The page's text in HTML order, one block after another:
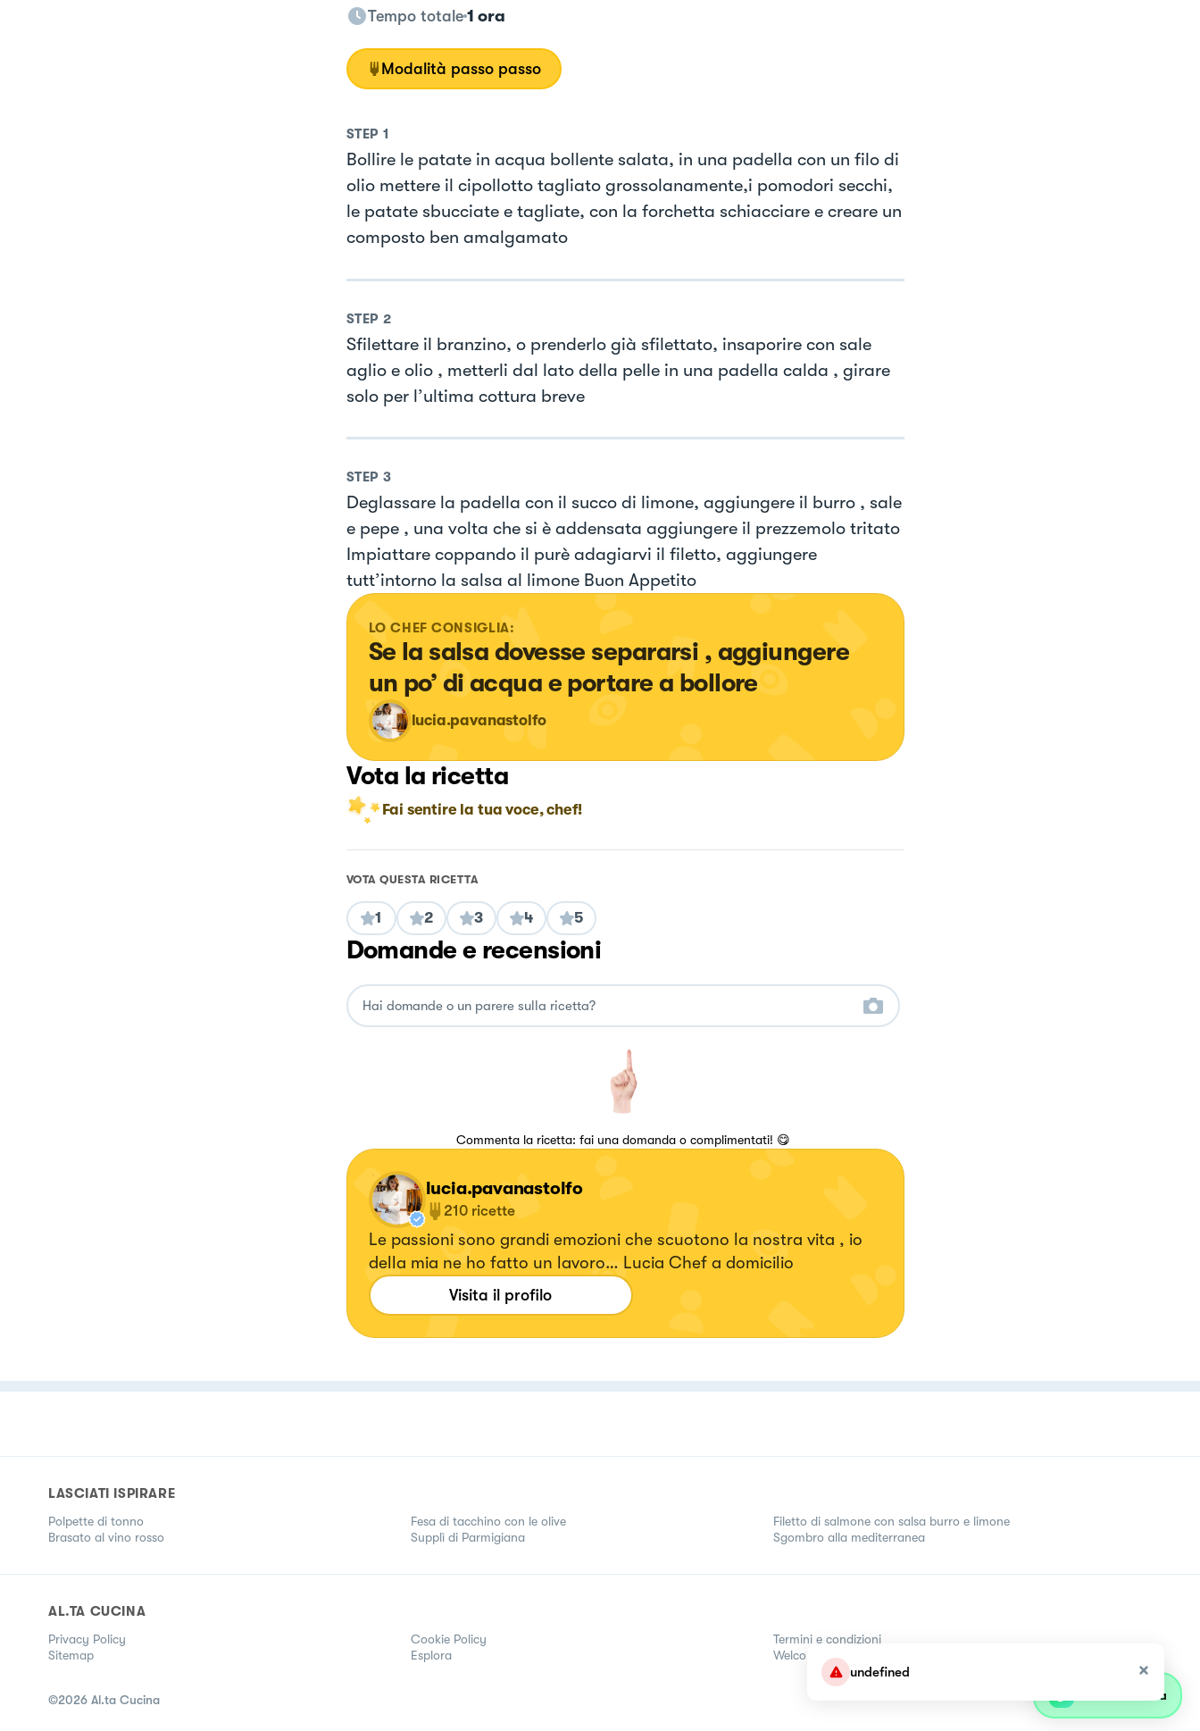
undefined
Tempo totale 1 ora
Modalità passo passo
STEP 1
Bollire le patate in acqua bollente salata, in una padella con un filo di
olio mettere il cipollotto tagliato grossolanamente,i pomodori secchi,
le patate sbucciate e tagliate, con la forchetta schiacciare e creare un
composto ben amalgamato
STEP 2
Sfilettare il branzino, o prenderlo già sfilettato, insaporire con sale
aglio e olio , metterli dal lato della pelle in una padella calda , girare
solo per l’ultima cottura breve
STEP 3
Deglassare la padella con il succo di limone, aggiungere il burro , sale
e pepe , una volta che si è addensata aggiungere il prezzemolo tritato
Impiattare coppando il purè adagiarvi il filetto, aggiungere
tutt’intorno la salsa al limone Buon Appetito
LO CHEF CONSIGLIA:
Se la salsa dovesse separarsi , aggiungere
un po’ di acqua e portare a bollore
lucia.pavanastolfo
Vota la ricetta
Fai sentire la tua voce, chef!
VOTA QUESTA RICETTA
1 2 3 4 5
Domande e recensioni
Commenta la ricetta: fai una domanda o complimentati! 😋
lucia.pavanastolfo
210 ricette
Le passioni sono grandi emozioni che scuotono la nostra vita , io
della mia ne ho fatto un lavoro… Lucia Chef a domicilio
Visita il profilo
LASCIATI ISPIRARE
Polpette di tonno
Brasato al vino rosso
Fesa di tacchino con le olive
Supplì di Parmigiana
Filetto di salmone con salsa burro e limone
Sgombro alla mediterranea
AL.TA CUCINA
Privacy Policy Cookie Policy
Termini e condizioni
Sitemap
Esplora Welcome
©2026 Al.ta Cucina Parla con olivia